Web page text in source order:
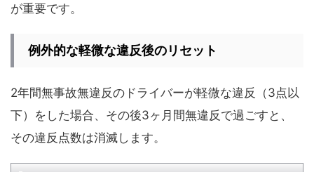
が重要です。
例外的な軽微な違反後のリセット
2年間無事故無違反のドライバーが軽微な違反（3点以
下）をした場合、その後3ヶ月間無違反で過ごすと、
その違反点数は消滅します。